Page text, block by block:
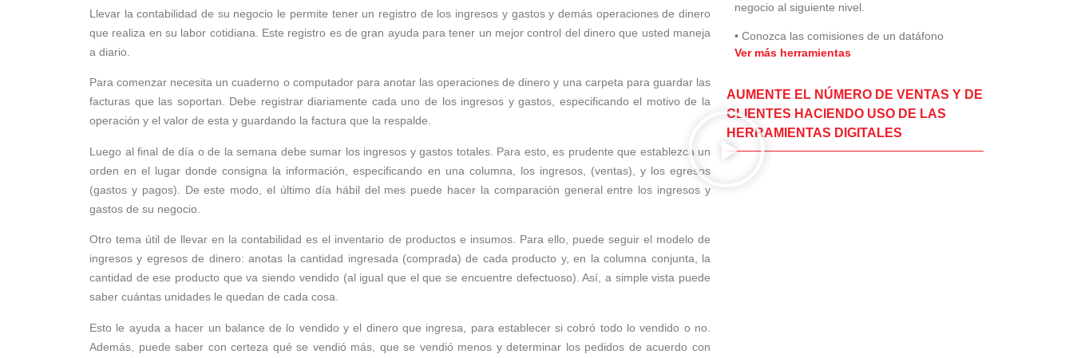
Llevar la contabilidad de su negocio le permite tener un registro de los ingresos y gastos y demás operaciones de dinero
que realiza en su labor cotidiana. Este registro es de gran ayuda para tener un mejor control del dinero que usted maneja
a diario.
Para comenzar necesita un cuaderno o computador para anotar las operaciones de dinero y una carpeta para guardar las
facturas que las soportan. Debe registrar diariamente cada uno de los ingresos y gastos, especificando el motivo de la
operación y el valor de esta y guardando la factura que la respalde.
Luego al final de día o de la semana debe sumar los ingresos y gastos totales. Para esto, es prudente que establezca un
orden en el lugar donde consigna la información, especificando en una columna, los ingresos, (ventas), y los egresos
(gastos y pagos). De este modo, el último día hábil del mes puede hacer la comparación general entre los ingresos y
gastos de su negocio.
Otro tema útil de llevar en la contabilidad es el inventario de productos e insumos. Para ello, puede seguir el modelo de
ingresos y egresos de dinero: anotas la cantidad ingresada (comprada) de cada producto y, en la columna conjunta, la
cantidad de ese producto que va siendo vendido (al igual que el que se encuentre defectuoso). Así, a simple vista puede
saber cuántas unidades le quedan de cada cosa.
Esto le ayuda a hacer un balance de lo vendido y el dinero que ingresa, para establecer si cobró todo lo vendido o no.
Además, puede saber con certeza qué se vendió más, que se vendió menos y determinar los pedidos de acuerdo con
negocio al siguiente nivel.
• Conozca las comisiones de un datáfono
Ver más herramientas
AUMENTE EL NÚMERO DE VENTAS Y DE
CLIENTES HACIENDO USO DE LAS
HERRAMIENTAS DIGITALES